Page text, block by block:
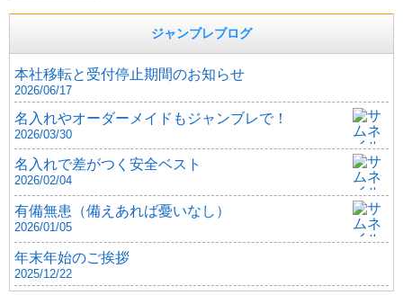
ジャンブレブログ
本社移転と受付停止期間のお知らせ
2026/06/17
名入れやオーダーメイドもジャンブレで！
2026/03/30
名入れで差がつく安全ベスト
2026/02/04
有備無患（備えあれば憂いなし）
2026/01/05
年末年始のご挨拶
2025/12/22